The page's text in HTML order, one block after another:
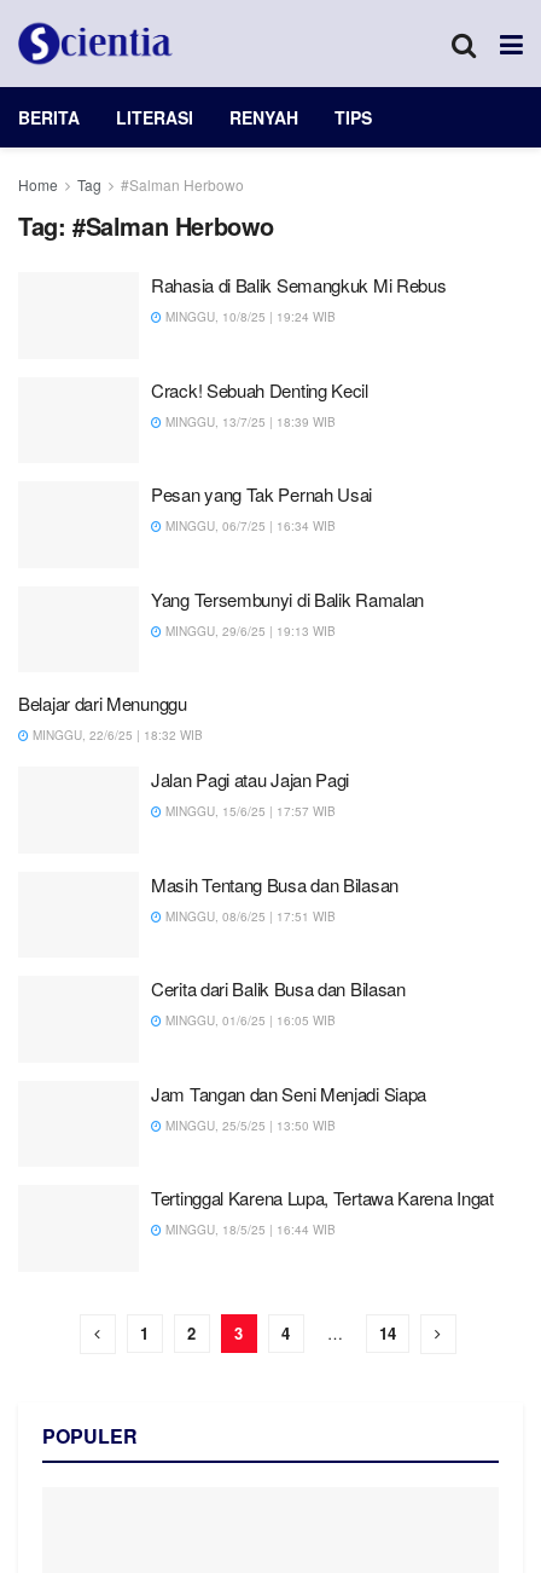
BERITA LITERASI RENYAH TIPS
Home Tag #Salman Herbowo
Tag: #Salman Herbowo
Rahasia di Balik Semangkuk Mi Rebus
MINGGU, 10/8/25 | 19:24 WIB
Crack! Sebuah Denting Kecil
MINGGU, 13/7/25 | 18:39 WIB
Pesan yang Tak Pernah Usai
MINGGU, 06/7/25 | 16:34 WIB
Yang Tersembunyi di Balik Ramalan
MINGGU, 29/6/25 | 19:13 WIB
Belajar dari Menunggu
MINGGU, 22/6/25 | 18:32 WIB
Jalan Pagi atau Jajan Pagi
MINGGU, 15/6/25 | 17:57 WIB
Masih Tentang Busa dan Bilasan
MINGGU, 08/6/25 | 17:51 WIB
Cerita dari Balik Busa dan Bilasan
MINGGU, 01/6/25 | 16:05 WIB
Jam Tangan dan Seni Menjadi Siapa
MINGGU, 25/5/25 | 13:50 WIB
Tertinggal Karena Lupa, Tertawa Karena Ingat
MINGGU, 18/5/25 | 16:44 WIB
1 2 3 4 … 14
POPULER